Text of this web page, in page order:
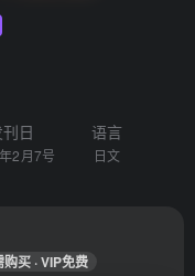
日
2月7号
语言
日文
购买 · VIP免费